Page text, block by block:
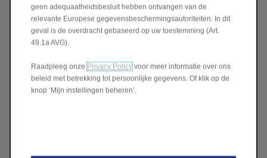
geen adequaatheidsbesluit hebben ontvangen van de
relevante Europese gegevensbeschermingsautoriteiten. In dit
geval is de overdracht gebaseerd op uw toestemming (Art.
49.1a AVG).
Raadpleeg onze Privacy Policy voor meer informatie over ons
beleid met betrekking tot persoonlijke gegevens. Of klik op de
knop ‘Mijn instellingen beheren’.